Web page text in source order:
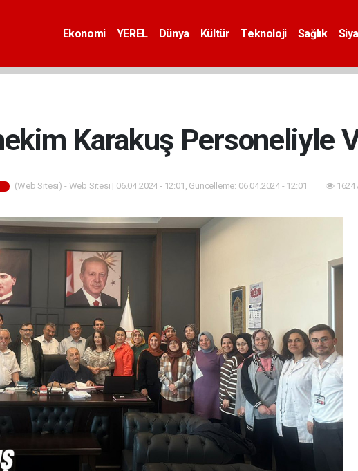
Ekonomi YEREL Dünya Kültür Teknoloji Sağlık
Karakuş Personeliyle
(Web Sitesi) - Web Sitesi | 06.04.2024 - 12:01, Güncelleme: 06.04.2024 - 12:01